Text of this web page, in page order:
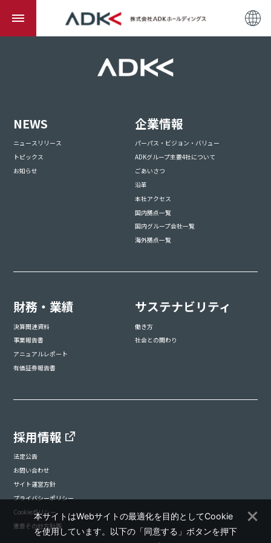
NEWS
ニュースリリース
トピックス
お知らせ
企業情報
パーパス・ビジョン・バリュー
ADKグループ主要4社について
ごあいさつ
沿革
本社アクセス
国内拠点一覧
国内グループ会社一覧
海外拠点一覧
財務・業績
決算関連資料
事業報告書
アニュアルレポート
有価証券報告書
サステナビリティ
働き方
社会との関わり
採用情報
法定公告
お問い合わせ
サイト運営方針
プライバシーポリシー
Cookieポリシー
憲章その他方針等
本サイトはWebサイトの最適化を目的としてCookie
を使用しています。以下の「同意する」ボタンを押下